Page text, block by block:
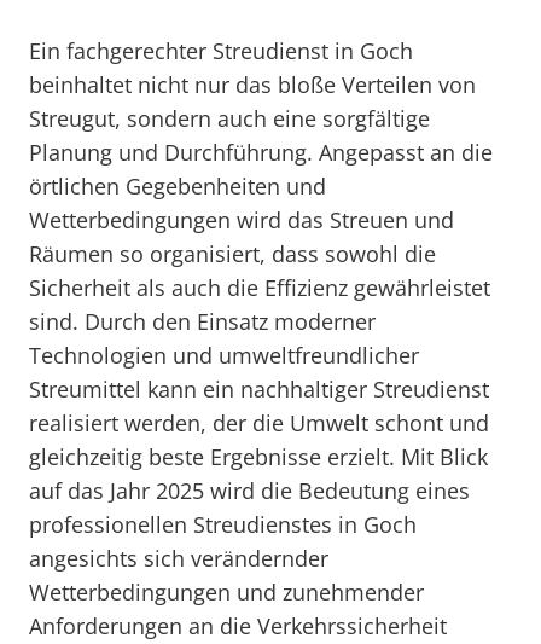
Ein fachgerechter Streudienst in Goch
beinhaltet nicht nur das bloße Verteilen von
Streugut, sondern auch eine sorgfältige
Planung und Durchführung. Angepasst an die
örtlichen Gegebenheiten und
Wetterbedingungen wird das Streuen und
Räumen so organisiert, dass sowohl die
Sicherheit als auch die Effizienz gewährleistet
sind. Durch den Einsatz moderner
Technologien und umweltfreundlicher
Streumittel kann ein nachhaltiger Streudienst
realisiert werden, der die Umwelt schont und
gleichzeitig beste Ergebnisse erzielt. Mit Blick
auf das Jahr 2025 wird die Bedeutung eines
professionellen Streudienstes in Goch
angesichts sich verändernder
Wetterbedingungen und zunehmender
Anforderungen an die Verkehrssicherheit